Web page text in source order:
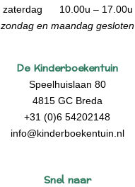
zaterdag 10.00u – 17.00u
zondag en maandag gesloten
De Kinderboekentuin
Speelhuislaan 80
4815 GC Breda
+31 (0)6 54202148
info@kinderboekentuin.nl
Snel naar